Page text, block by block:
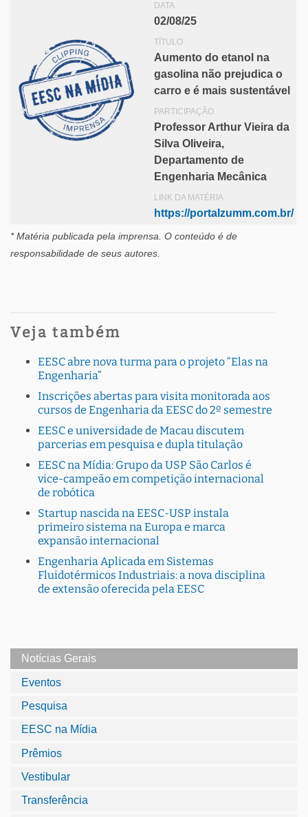
DATA
02/08/25
TÍTULO
Aumento do etanol na
gasolina não prejudica o
carro e é mais sustentável
PARTICIPAÇÃO
Professor Arthur Vieira da
Silva Oliveira,
Departamento de
Engenharia Mecânica
LINK DA MATÉRIA
https://portalzumm.com.br/
* Matéria publicada pela imprensa . O conteúdo é de
responsabilidade de seus autores.
Veja também
EESC abre nova turma para o projeto “Elas na
Engenharia”
Inscrições abertas para visita monitorada aos
cursos de Engenharia da EESC do 2º semestre
EESC e universidade de Macau discutem
parcerias em pesquisa e dupla titulação
EESC na Mídia: Grupo da USP São Carlos é
vice-campeão em competição internacional
de robótica
Startup nascida na EESC-USP instala
primeiro sistema na Europa e marca
expansão internacional
Engenharia Aplicada em Sistemas
Fluidotérmicos Industriais: a nova disciplina
de extensão oferecida pela EESC
Notícias Gerais
Eventos
Pesquisa
EESC na Mídia
Prêmios
Vestibular
Transferência